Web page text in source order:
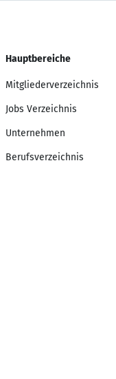
Hauptbereiche
Mitgliederverzeichnis
Jobs Verzeichnis
Unternehmen
Berufsverzeichnis